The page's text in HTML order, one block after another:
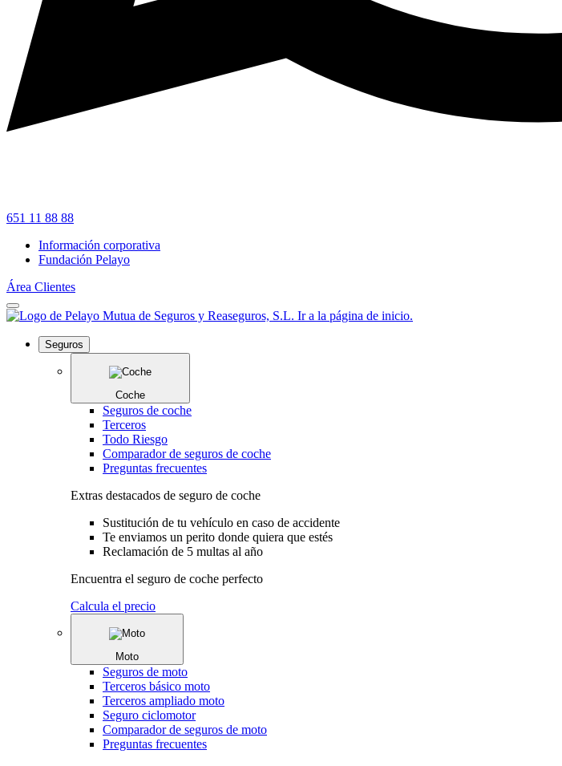
651 11 88 88
Información corporativa
Fundación Pelayo
Área Clientes
Seguros
Coche
Seguros de coche
Terceros
Todo Riesgo
Comparador de seguros de coche
Preguntas frecuentes
Extras destacados de seguro de coche
Sustitución de tu vehículo en caso de accidente
Te enviamos un perito donde quiera que estés
Reclamación de 5 multas al año
Encuentra el seguro de coche perfecto
Calcula el precio
Moto
Seguros de moto
Terceros básico moto
Terceros ampliado moto
Seguro ciclomotor
Comparador de seguros de moto
Preguntas frecuentes